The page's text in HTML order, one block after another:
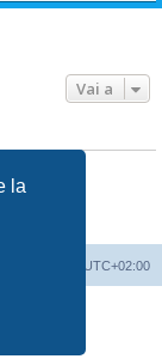
la
Vai a
UTC+02:00